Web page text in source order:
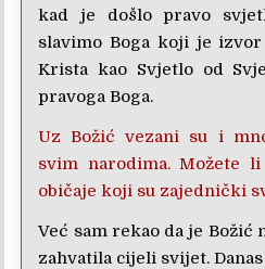
kad je došlo pravo
slavimo Boga koji je
Krista kao Svjetlo od
pravoga Boga.
Uz Božić vezani su i
svim narodima. Možete
običaje koji su zajednički
Već sam rekao da je Božić
zahvatila cijeli svijet.